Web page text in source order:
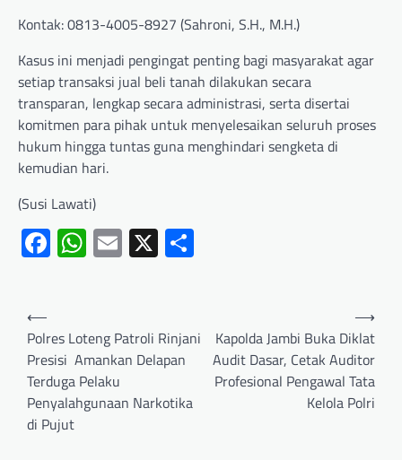
Kontak: 0813-4005-8927 (Sahroni, S.H., M.H.)
Kasus ini menjadi pengingat penting bagi masyarakat agar
setiap transaksi jual beli tanah dilakukan secara
transparan, lengkap secara administrasi, serta disertai
komitmen para pihak untuk menyelesaikan seluruh proses
hukum hingga tuntas guna menghindari sengketa di
kemudian hari.
(Susi Lawati)
Facebook
WhatsApp
Email
X
⟵
‎Polres Loteng Patroli Rinjani
Presisi Amankan Delapan
Terduga Pelaku
Penyalahgunaan Narkotika
di Pujut ‎
Kapolda Jambi Buka Diklat
Audit Dasar, Cetak Auditor
Profesional Pengawal Tata
Kelola Polri
⟶